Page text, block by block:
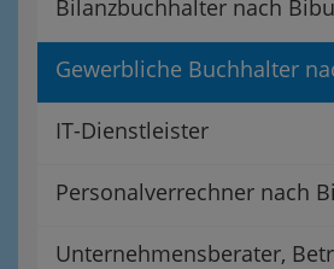
Bilanzbuchhalter nach
Gewerbliche Buchhalter
IT-Dienstleister
Personalverrechner nach
Unternehmensberater,